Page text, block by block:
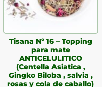
Tisana Nº 16 – Topping
para mate
ANTICELULITICO
(Centella Asiatica ,
Gingko Biloba , salvia ,
rosas y cola de caballo)